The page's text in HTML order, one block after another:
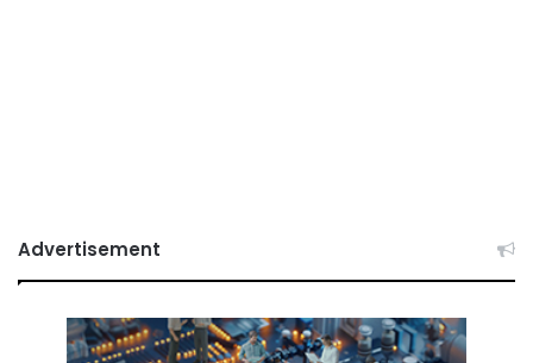
Advertisement